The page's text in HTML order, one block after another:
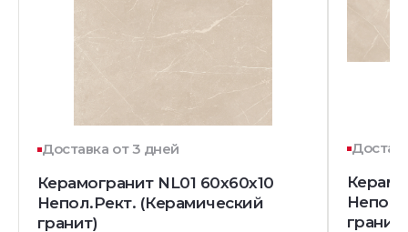
Доставка от 3 дней
Керамогранит NL01 60x60x10
Непол.Рект. (Керамический
гранит)
гранит)